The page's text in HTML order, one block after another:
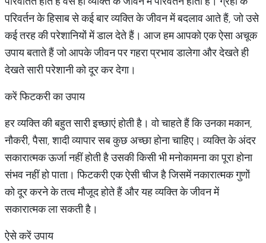
परिवर्तन के हिसाब से कई बार व्यक्ति के जीवन में बदलाव आते हैं, जो उसे
कई तरह की परेशानियों में डाल देते हैं। आज हम आपको एक ऐसा अचूक
उपाय बताते हैं जो आपके जीवन पर गहरा प्रभाव डालेगा और देखते ही
देखते सारी परेशानी को दूर कर देगा।
करें फिटकरी का उपाय
हर व्यक्ति की बहुत सारी इच्छाएं होती है। वो चाहते हैं कि उनका मकान,
नौकरी, पैसा, शादी व्यापार सब कुछ अच्छा होना चाहिए। व्यक्ति के अंदर
सकारात्मक ऊर्जा नहीं होती है उसकी किसी भी मनोकामना का पूरा होना
संभव नहीं हो पाता। फिटकरी एक ऐसी चीज है जिसमें नकारात्मक गुणों
को दूर करने के तत्व मौजूद होते हैं और यह व्यक्ति के जीवन में
सकारात्मक ला सकती है।
ऐसे करें उपाय